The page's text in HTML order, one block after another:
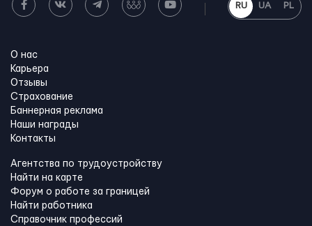
RU UA PL
О нас
Карьера
Отзывы
Страхование
Баннерная реклама
Наши награды
Контакты
Агентства по трудоустройству
Найти на карте
Форум о работе за границей
Найти работника
Справочник профессий